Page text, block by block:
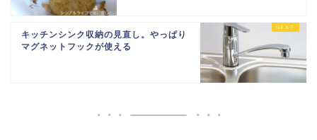
キッチンシンク収納の見直し。やっぱり
マグネットフックが使える